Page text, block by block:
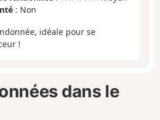
: Non
idéale pour se
!
dans le